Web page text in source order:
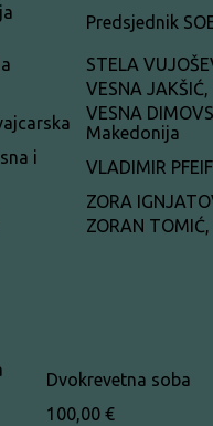
Predsjednik
STELA
VESNA
VESNA
Makedonija
i
VLADIMIR
ZORA
ZORAN
Dvokrevetna soba
100,00 €